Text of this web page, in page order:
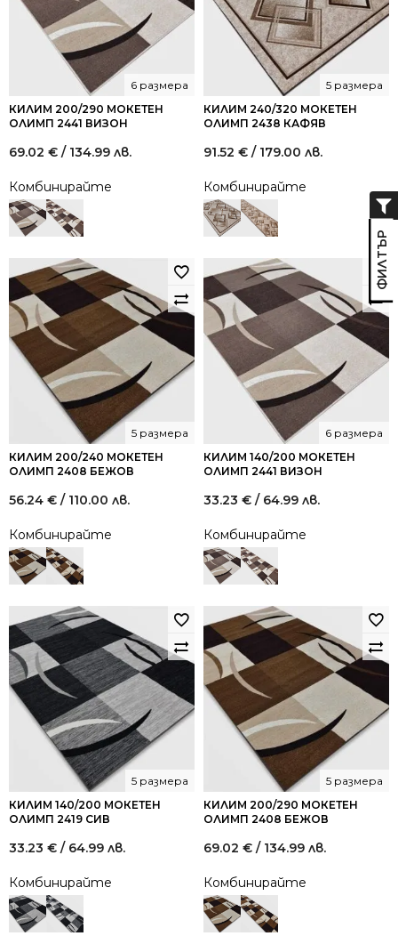
КИЛИМ 200/290 МОКЕТЕН
ОЛИМП 2441 ВИЗОН
6 размера
69.02 € / 134.99 лв.
Комбинирайте
КИЛИМ 240/320 МОКЕТЕН
ОЛИМП 2438 КАФЯВ
5 размера
91.52 € / 179.00 лв.
Комбинирайте
КИЛИМ 200/240 МОКЕТЕН
ОЛИМП 2408 БЕЖОВ
5 размера
56.24 € / 110.00 лв.
Комбинирайте
КИЛИМ 140/200 МОКЕТЕН
ОЛИМП 2441 ВИЗОН
6 размера
33.23 € / 64.99 лв.
Комбинирайте
КИЛИМ 140/200 МОКЕТЕН
ОЛИМП 2419 СИВ
5 размера
33.23 € / 64.99 лв.
Комбинирайте
КИЛИМ 200/290 МОКЕТЕН
ОЛИМП 2408 БЕЖОВ
5 размера
69.02 € / 134.99 лв.
Комбинирайте